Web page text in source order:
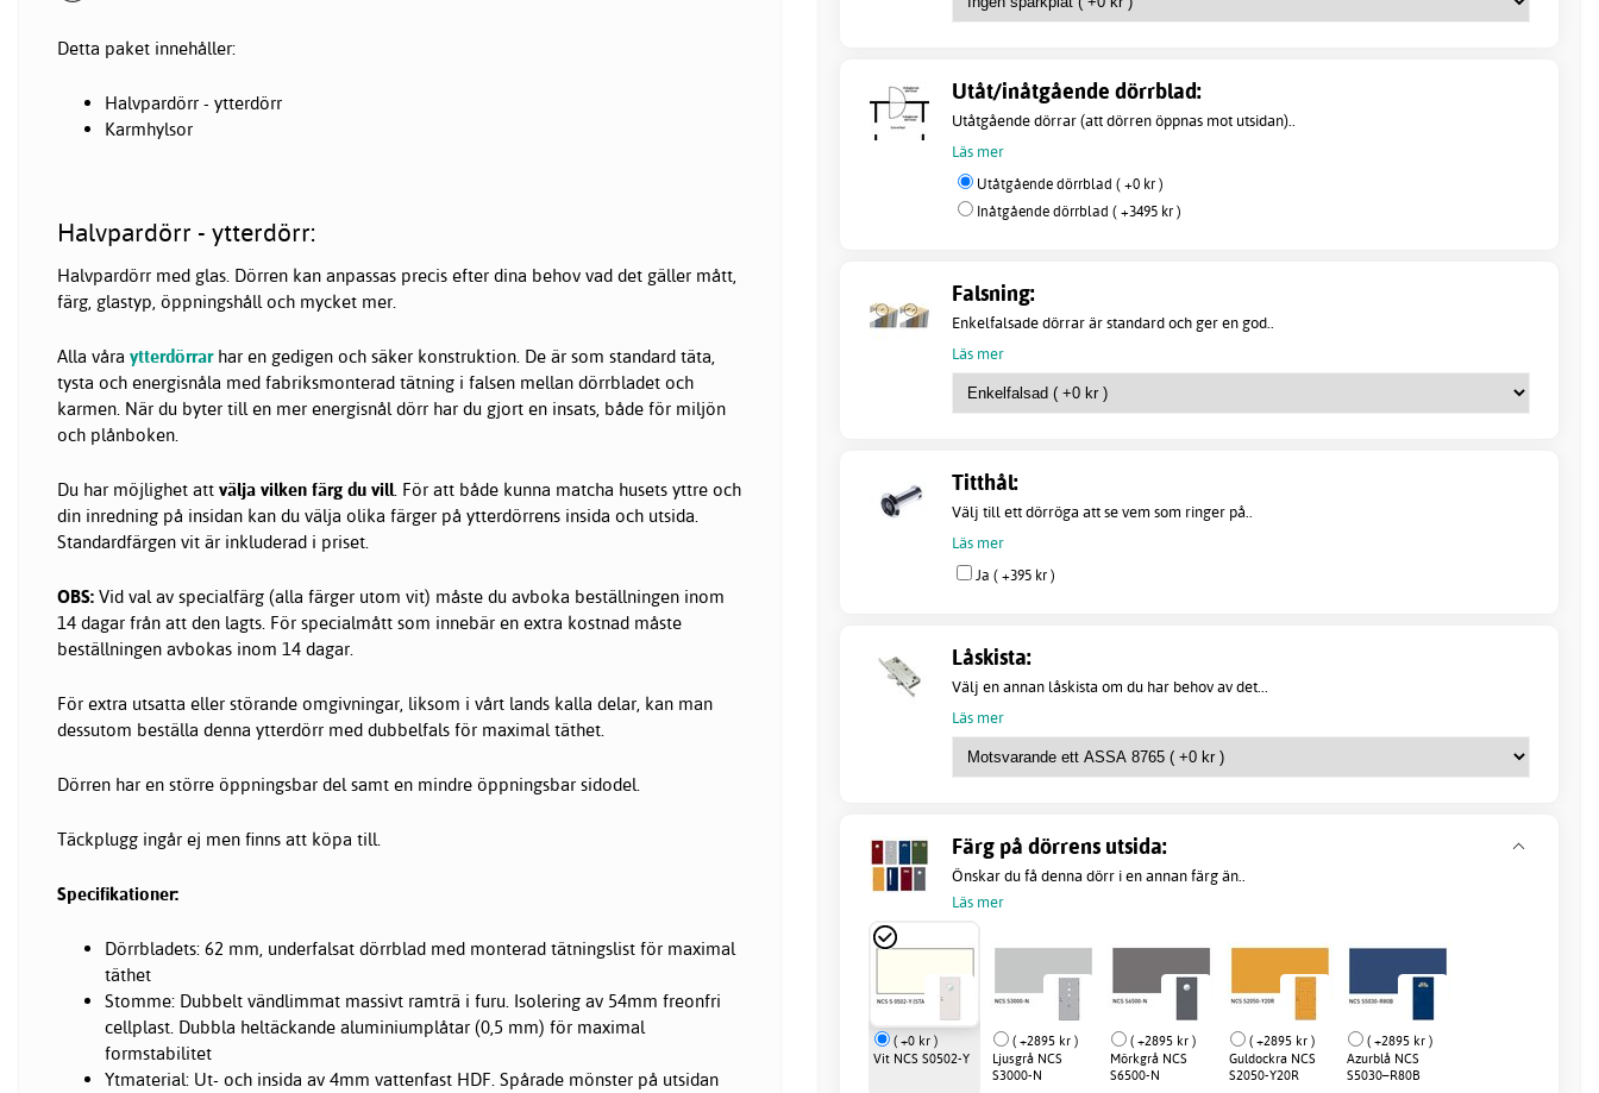
Utåt/inåtgående dörrblad:
Utåtgående dörrar (att dörren öppnas mot utsidan)..
Läs mer
Utåtgående dörrblad ( +0 kr )
Inåtgående dörrblad ( +3495 kr )
Falsning:
Enkelfalsade dörrar är standard och ger en god..
Läs mer
Titthål:
Välj till ett dörröga att se vem som ringer på..
Läs mer
Ja ( +395 kr )
Låskista:
Välj en annan låskista om du har behov av det...
Läs mer
Färg på dörrens utsida:
Önskar du få denna dörr i en annan färg än..
Läs mer
( +0 kr )
Vit NCS S0502-Y
( +2895 kr )
Ljusgrå NCS
S3000-N
( +2895 kr )
Mörkgrå NCS
S6500-N
( +2895 kr )
Guldockra NCS
S2050-Y20R
( +2895 kr )
Azurblå NCS
S5030–R80B
Detta paket innehåller:
Halvpardörr - ytterdörr
Karmhylsor
Halvpardörr - ytterdörr:
Halvpardörr med glas. Dörren kan anpassas precis efter dina behov vad det gäller mått,
färg, glastyp, öppningshåll och mycket mer.
Alla våra ytterdörrarhar en gedigen och säker konstruktion. De är som standard täta,
tysta och energisnåla med fabriksmonterad tätning i falsen mellan dörrbladet och
karmen. När du byter till en mer energisnål dörr har du gjort en insats, både för miljön
och plånboken.
Du har möjlighet att välja vilken färg du vill. För att både kunna matcha husets yttre och
din inredning på insidan kan du välja olika färger på ytterdörrens insida och utsida.
Standardfärgen vit är inkluderad i priset.
OBS: Vid val av specialfärg (alla färger utom vit) måste du avboka beställningen inom
14 dagar från att den lagts. För specialmått som innebär en extra kostnad måste
beställningen avbokas inom 14 dagar.
För extra utsatta eller störande omgivningar, liksom i vårt lands kalla delar, kan man
dessutom beställa denna ytterdörr med dubbelfals för maximal täthet.
Dörren har en större öppningsbar del samt en mindre öppningsbar sidodel.
Täckplugg ingår ej men finns att köpa till.
Specifikationer:
Dörrbladets: 62 mm, underfalsat dörrblad med monterad tätningslist för maximal
täthet
Stomme: Dubbelt vändlimmat massivt ramträ i furu. Isolering av 54mm freonfri
cellplast. Dubbla heltäckande aluminiumplåtar (0,5 mm) för maximal
formstabilitet
Ytmaterial: Ut- och insida av 4mm vattenfast HDF. Spårade mönster på utsidan